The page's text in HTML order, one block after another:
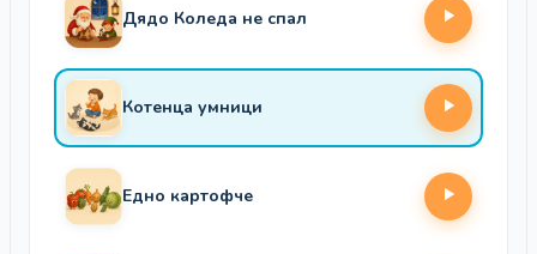
Дядо Коледа не спал
Котенца умници
Едно картофче